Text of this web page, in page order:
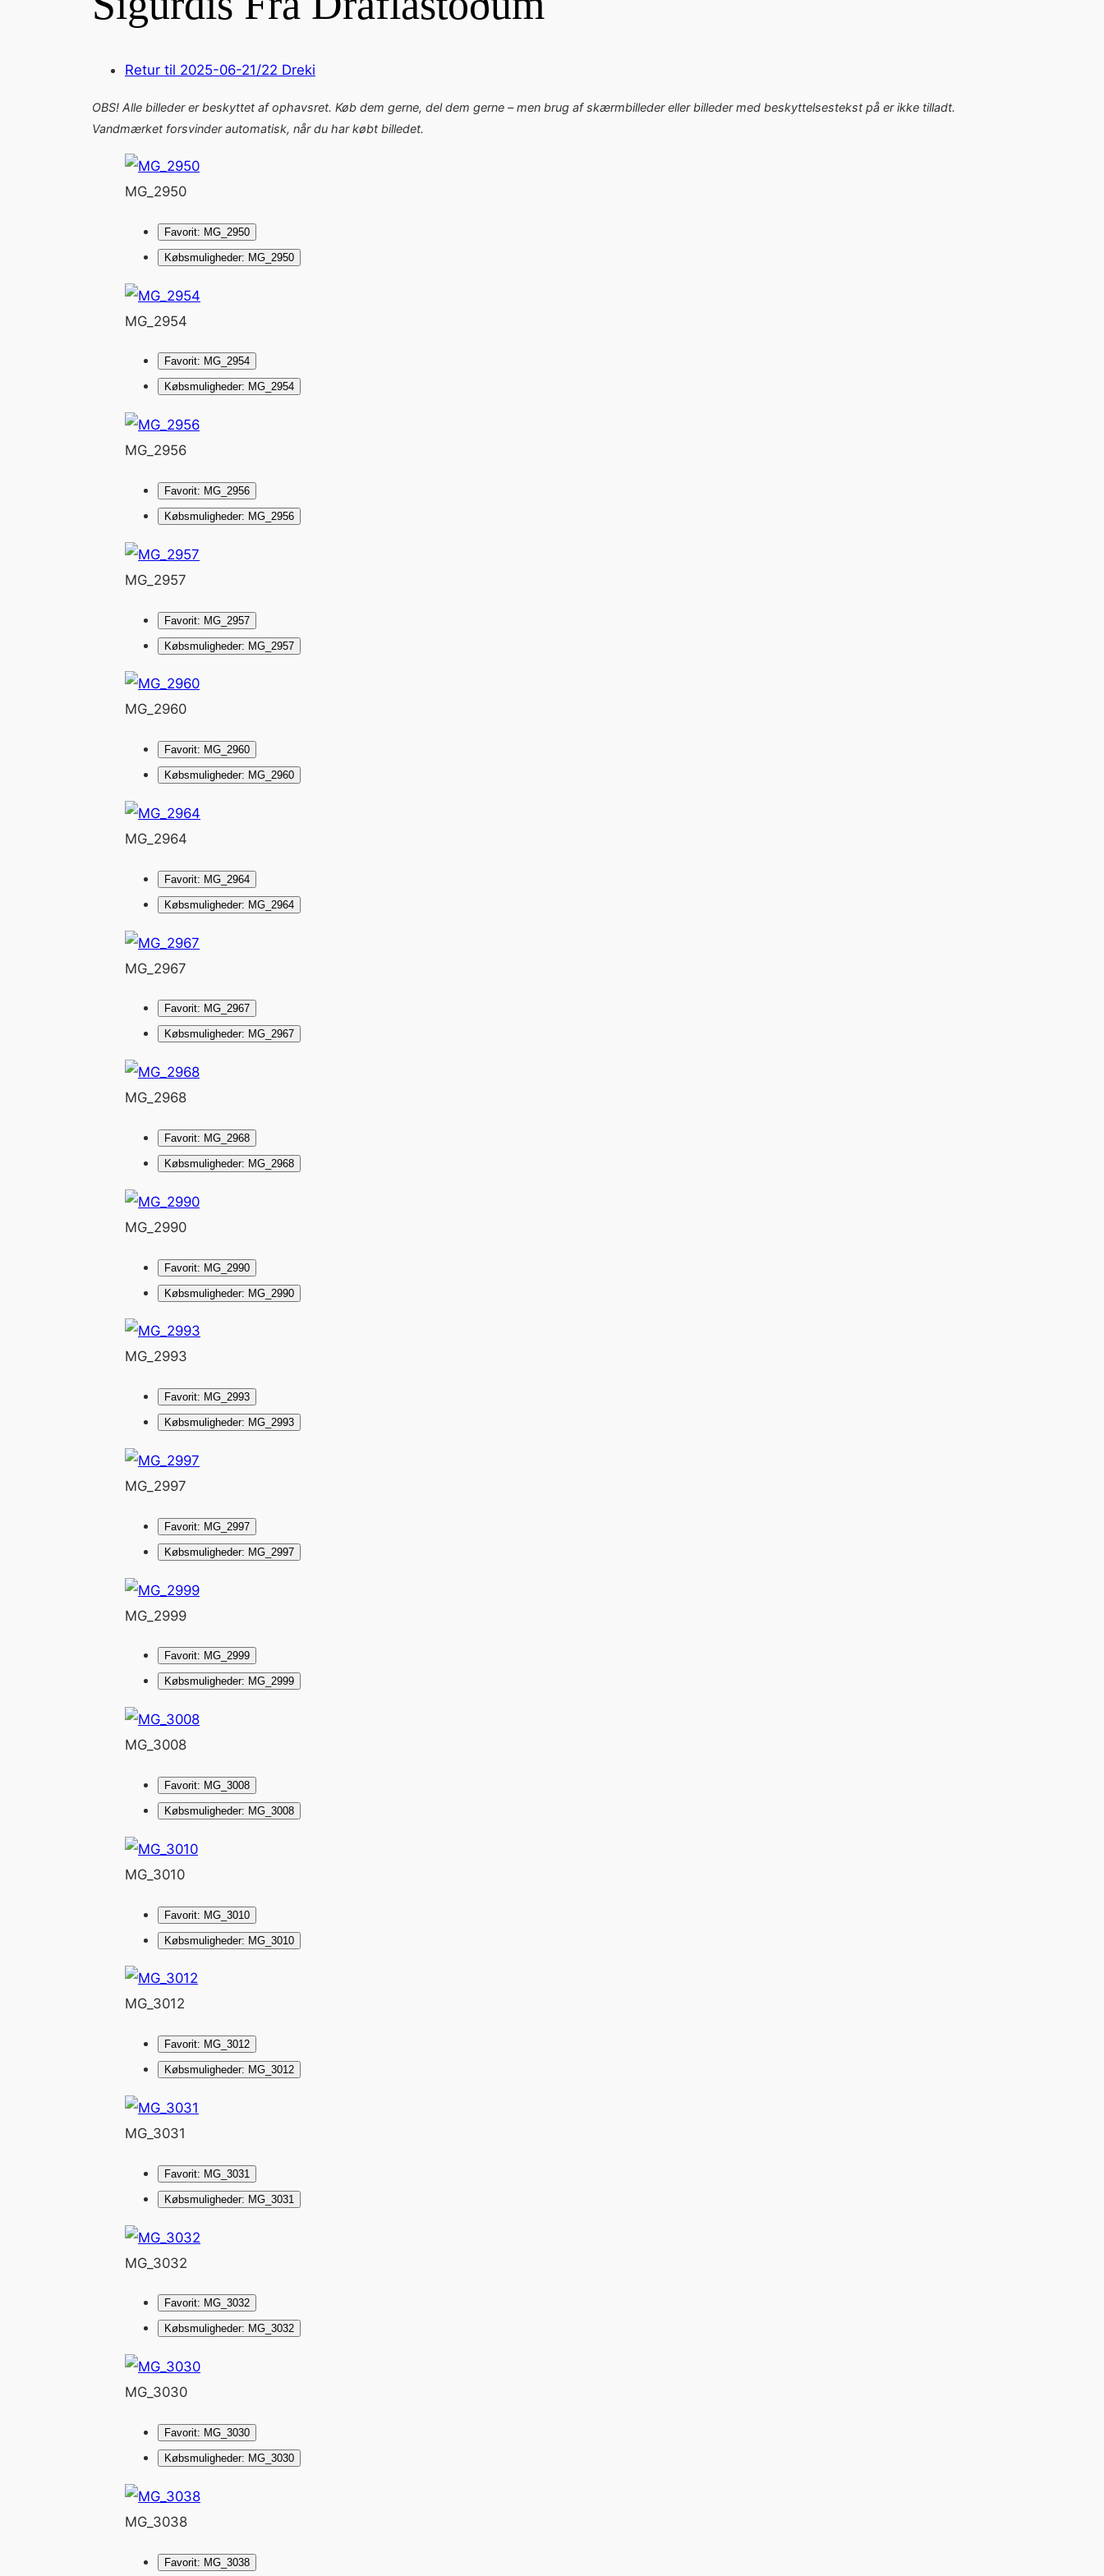
Retur til 2025-06-21/22 Dreki
OBS! Alle billeder er beskyttet af ophavsret. Køb dem gerne, del dem gerne – men brug af skærmbilleder eller billeder med beskyttelsestekst på er ikke tilladt.
Vandmærket forsvinder automatisk, når du har købt billedet.
MG_2950
Favorit: MG_2950
Købsmuligheder: MG_2950
MG_2954
Favorit: MG_2954
Købsmuligheder: MG_2954
MG_2956
Favorit: MG_2956
Købsmuligheder: MG_2956
MG_2957
Favorit: MG_2957
Købsmuligheder: MG_2957
MG_2960
Favorit: MG_2960
Købsmuligheder: MG_2960
MG_2964
Favorit: MG_2964
Købsmuligheder: MG_2964
MG_2967
Favorit: MG_2967
Købsmuligheder: MG_2967
MG_2968
Favorit: MG_2968
Købsmuligheder: MG_2968
MG_2990
Favorit: MG_2990
Købsmuligheder: MG_2990
MG_2993
Favorit: MG_2993
Købsmuligheder: MG_2993
MG_2997
Favorit: MG_2997
Købsmuligheder: MG_2997
MG_2999
Favorit: MG_2999
Købsmuligheder: MG_2999
MG_3008
Favorit: MG_3008
Købsmuligheder: MG_3008
MG_3010
Favorit: MG_3010
Købsmuligheder: MG_3010
MG_3012
Favorit: MG_3012
Købsmuligheder: MG_3012
MG_3031
Favorit: MG_3031
Købsmuligheder: MG_3031
MG_3032
Favorit: MG_3032
Købsmuligheder: MG_3032
MG_3030
Favorit: MG_3030
Købsmuligheder: MG_3030
MG_3038
Favorit: MG_3038